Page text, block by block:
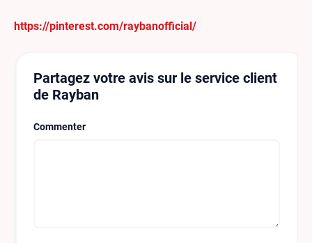
https://pinterest.com/raybanofficial/
Partagez votre avis sur le service client
de Rayban
Commenter